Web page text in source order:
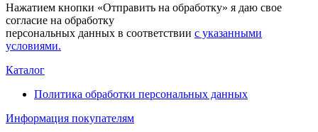
Нажатием кнопки «Отправить на обработку» я даю свое
согласие на обработку
персональных данных в соответствии с указанными
условиями.
Каталог
Политика обработки персональных данных
Информация покупателям